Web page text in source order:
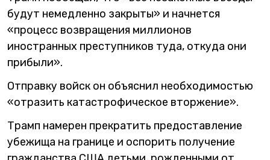
будут немедленно закрыты» и начнется
«процесс возвращения миллионов
иностранных преступников туда, откуда они
прибыли».
Отправку войск он объяснил необходимостью
«отразить катастрофическое вторжение».
Трамп намерен прекратить предоставление
убежища на границе и оспорить получение